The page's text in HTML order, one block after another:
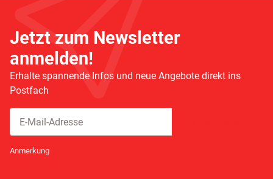
Jetzt zum Newsletter
anmelden!
Erhalte spannende Infos und neue Angebote direkt ins
Postfach
Anmerkung